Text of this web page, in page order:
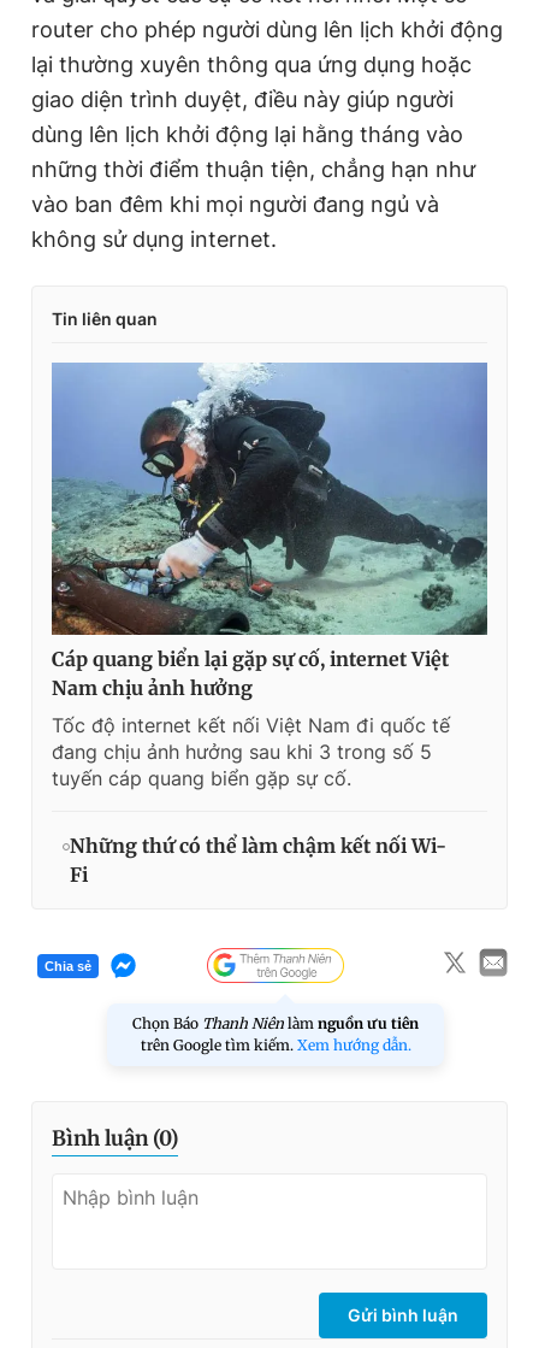
router cho phép người dùng lên lịch khởi động
lại thường xuyên thông qua ứng dụng hoặc
giao diện trình duyệt, điều này giúp người
dùng lên lịch khởi động lại hằng tháng vào
những thời điểm thuận tiện, chẳng hạn như
vào ban đêm khi mọi người đang ngủ và
không sử dụng internet.
Tin liên quan
Cáp quang biển lại gặp sự cố, internet Việt
Nam chịu ảnh hưởng
Tốc độ internet kết nối Việt Nam đi quốc tế
đang chịu ảnh hưởng sau khi 3 trong số 5
tuyến cáp quang biển gặp sự cố.
Những thứ có thể làm chậm kết nối Wi-
Fi
Chia sẻ
Chọn Báo Thanh Niên làm nguồn ưu tiên
trên Google tìm kiếm. Xem hướng dẫn.
Bình luận (0)
Gửi bình luận